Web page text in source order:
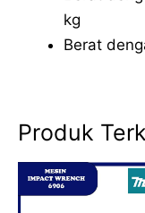
kg
Berat
Produk